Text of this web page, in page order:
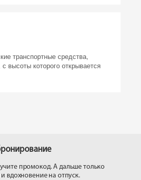
транспортные средства,
высоты которого открывается
промокод. А дальше только
вдохновение на отпуск.